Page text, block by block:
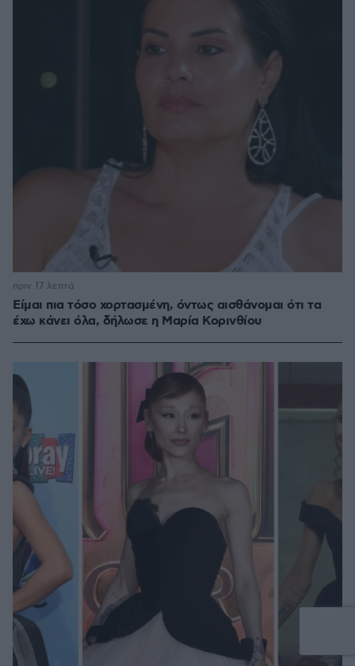
Είμαι πια τόσο χορτασμένη, όντως αισθάνομαι ότι τα
έχω κάνει όλα, δήλωσε η Μαρία Κορινθίου
πριν 17 λεπτά